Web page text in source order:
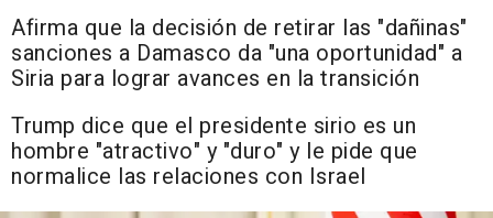
Afirma que la decisión de retirar las "dañinas"
sanciones a Damasco da "una oportunidad" a
Siria para lograr avances en la transición
Trump dice que el presidente sirio es un
hombre "atractivo" y "duro" y le pide que
normalice las relaciones con Israel